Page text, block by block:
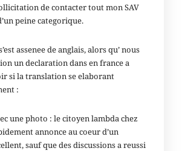
de contacter tout mon SAV
peine categorique.
assenee de anglais, alors qu’ nous
un declaration dans en france a
si la translation se elaborant
:
une photo : le citoyen lambda chez
annonce au coeur d’un
sauf que des discussions a reussi